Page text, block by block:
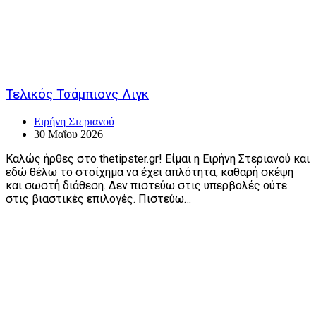
Τελικός Τσάμπιονς Λιγκ
Ειρήνη Στεριανού
30 Μαΐου 2026
Καλώς ήρθες στο thetipster.gr! Είμαι η Ειρήνη Στεριανού και
εδώ θέλω το στοίχημα να έχει απλότητα, καθαρή σκέψη
και σωστή διάθεση. Δεν πιστεύω στις υπερβολές ούτε
στις βιαστικές επιλογές. Πιστεύω…